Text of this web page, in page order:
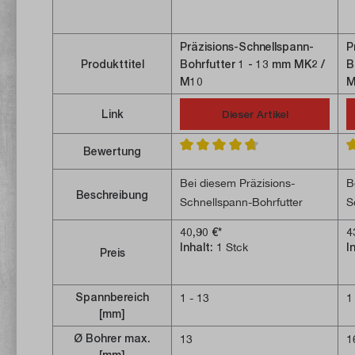
Produkttitel
Präzisions-Schnellspann-
Bohrfutter 1 - 13 mm MK2 /
M10
Link Dieser Artikel
Bewertung
Beschreibung
Bei diesem Präzisions-
Schnellspann-Bohrfutter
besteht der Kegeldorn und
die Bohreraufnahme aus
Bohrfutter getrennt werden.
im Gegensatz zu Bohrfuttern
Hinweis: Bohrfutter sind nicht
die
Preis
40,90 €*
Inhalt: 1 Stck
Spannbereich
[mm]
1 - 13
Ø Bohrer max.
13